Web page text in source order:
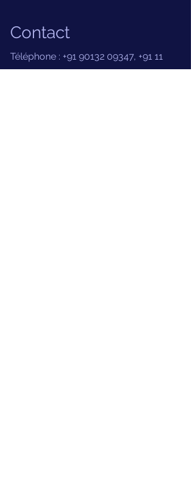
Contact
Téléphone : +91 90132 09347, +91 11
4379 4200